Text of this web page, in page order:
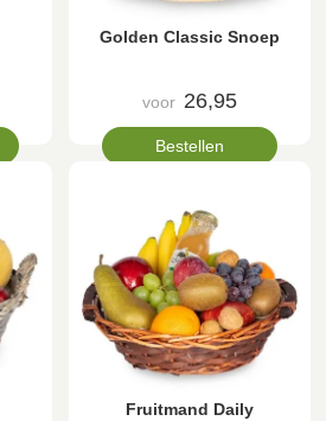
Golden Classic Snoep
voor 26,95
Bestellen
Fruitmand Daily